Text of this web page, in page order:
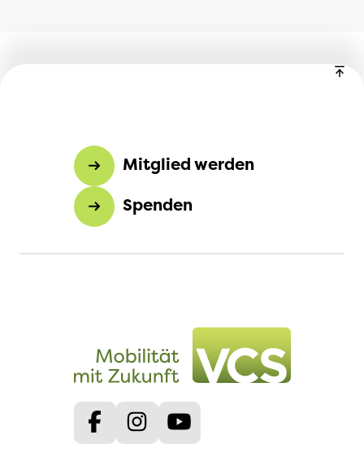
Mitglied werden
Spenden
FacebookInstagram